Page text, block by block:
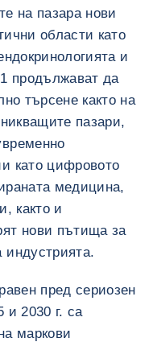
на пазара нови
области като
и
продължават да
търсене както на
пазари,
като цифровото
медицина,
както и
нови пътища за
индустрията.
пред сериозен
и 2030 г. са
маркови